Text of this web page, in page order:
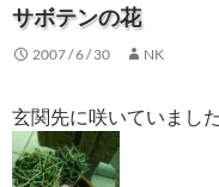
ッ
プ
サボテンの花
2007 / 6 / 30 NK
玄関先に咲いていました